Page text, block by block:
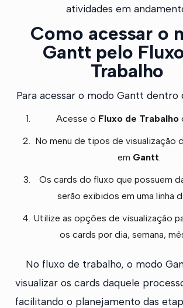
atividades em
Como acessar o
Gantt pelo
Trabalho
Para acessar o modo Gantt dentro
Acesse o Fluxo de Trabalho
No menu de tipos de visualização
em Gantt.
Os cards do fluxo que possuem
serão exibidos em uma linha
Utilize as opções de visualização
os cards por dia, semana,
No fluxo de trabalho, o modo
visualizar os cards daquele
facilitando o planejamento das